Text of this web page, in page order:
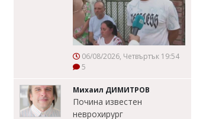
06/08/2026, Четвъртък 19:54
5
Михаил ДИМИТРОВ
Почина известен
неврохирург